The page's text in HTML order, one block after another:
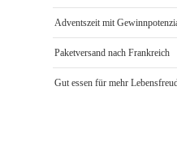
Adventszeit mit
Paketversand nach Frankreich
Gut essen für mehr